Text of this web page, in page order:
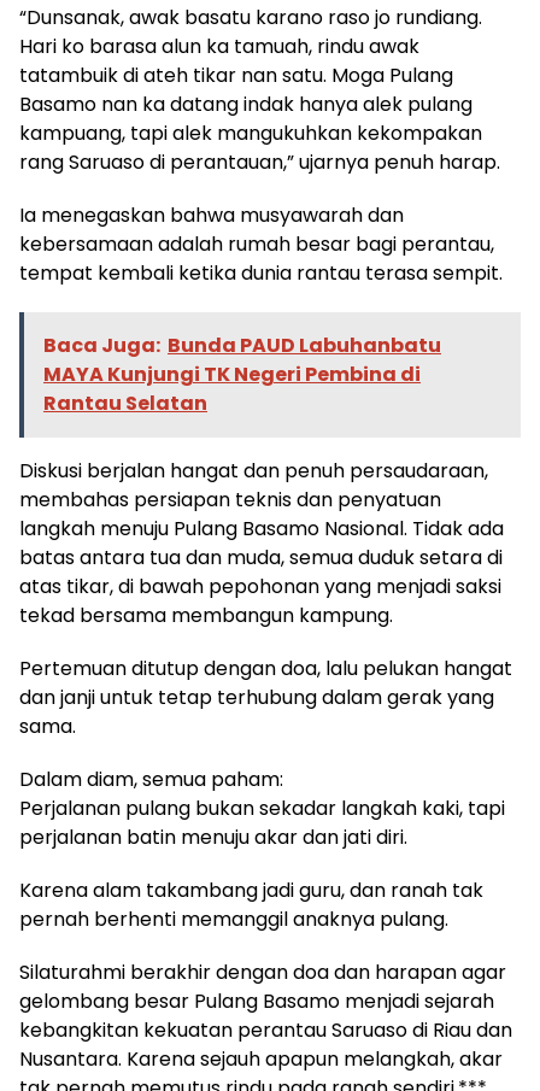
“Dunsanak, awak basatu karano raso jo rundiang.
Hari ko barasa alun ka tamuah, rindu awak
tatambuik di ateh tikar nan satu. Moga Pulang
Basamo nan ka datang indak hanya alek pulang
kampuang, tapi alek mangukuhkan kekompakan
rang Saruaso di perantauan,” ujarnya penuh harap.
Ia menegaskan bahwa musyawarah dan
kebersamaan adalah rumah besar bagi perantau,
tempat kembali ketika dunia rantau terasa sempit.
Baca Juga: Bunda PAUD Labuhanbatu
MAYA Kunjungi TK Negeri Pembina di
Rantau Selatan
Diskusi berjalan hangat dan penuh persaudaraan,
membahas persiapan teknis dan penyatuan
langkah menuju Pulang Basamo Nasional. Tidak ada
batas antara tua dan muda, semua duduk setara di
atas tikar, di bawah pepohonan yang menjadi saksi
tekad bersama membangun kampung.
Pertemuan ditutup dengan doa, lalu pelukan hangat
dan janji untuk tetap terhubung dalam gerak yang
sama.
Dalam diam, semua paham:
Perjalanan pulang bukan sekadar langkah kaki, tapi
perjalanan batin menuju akar dan jati diri.
Karena alam takambang jadi guru, dan ranah tak
pernah berhenti memanggil anaknya pulang.
Silaturahmi berakhir dengan doa dan harapan agar
gelombang besar Pulang Basamo menjadi sejarah
kebangkitan kekuatan perantau Saruaso di Riau dan
Nusantara. Karena sejauh apapun melangkah, akar